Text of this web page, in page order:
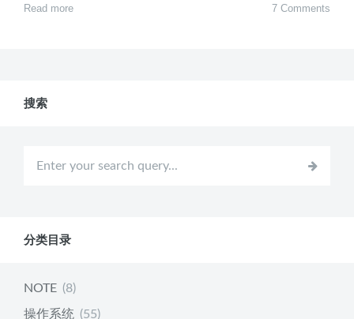
Read more 7 Comments
搜索
分类目录
NOTE (8)
操作系统 (55)